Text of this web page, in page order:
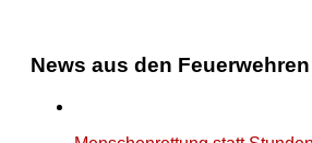
News aus den Feuerwehren